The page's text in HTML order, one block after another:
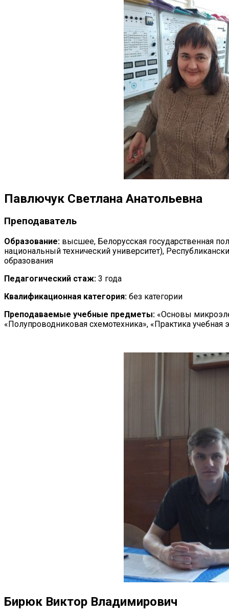
Павлючук Светлана Анатольевна
Преподаватель
Образование: высшее, Белорусская государственная
национальный технический университет),
образования
Педагогический стаж: 3 года
Квалификационная категория: без категории
Преподаваемые учебные предметы: «Основы
«Полупроводниковая схемотехника», «Практика учебная
Бирюк Виктор Владимирович